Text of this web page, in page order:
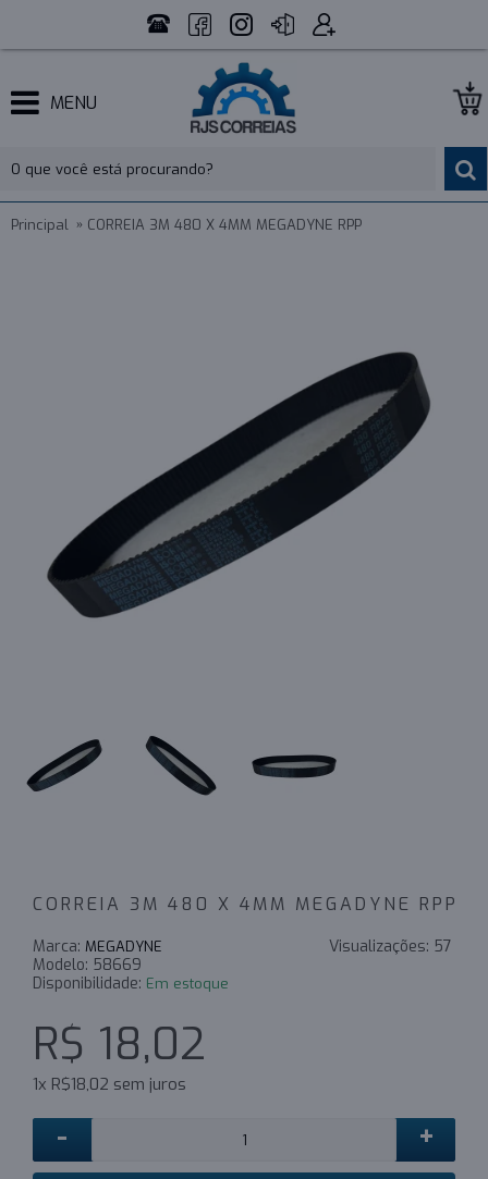
MENU
Principal CORREIA 3M 480 X 4MM MEGADYNE RPP
CORREIA 3M 480 X 4MM MEGADYNE RPP
Visualizações: 57
Marca: MEGADYNE
Modelo: 58669
Disponibilidade: Em estoque
R$ 18,02
1x R$18,02 sem juros
- +